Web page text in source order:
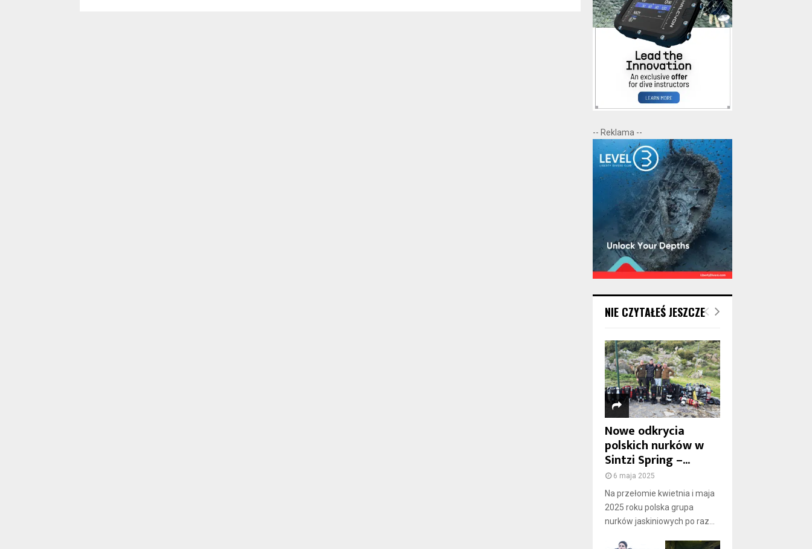
-- Reklama --
NIE CZYTAŁEŚ JESZCZE
Nowe odkrycia
polskich nurków w
Sintzi Spring –...
6 maja 2025
Na przełomie kwietnia i maja
2025 roku polska grupa
nurków jaskiniowych po raz...